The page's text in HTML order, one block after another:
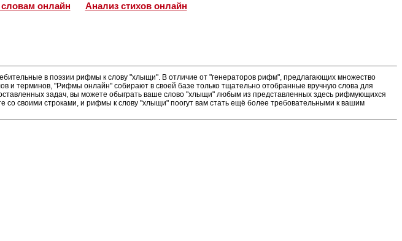
онлайн
Анализ стихов онлайн
в поэзии рифмы к слову "хлыщи". В отличие от "генераторов рифм", предлагающих множество
и терминов, "Рифмы онлайн" собирают в своей базе только тщательно отобранные вручную слова для
задач, вы можете обыграть ваше слово "хлыщи" любым из представленных здесь рифмующихся
своими строками, и рифмы к слову "хлыщи" поогут вам стать ещё более требовательными к вашим